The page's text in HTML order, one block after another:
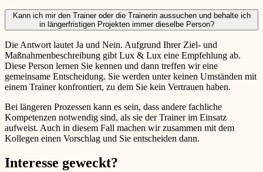
Kann ich mir den Trainer oder die Trainerin aussuchen und behalte ich
in längerfristigen Projekten immer dieselbe Person?
Die Antwort lautet Ja und Nein. Aufgrund Ihrer Ziel- und
Maßnahmenbeschreibung gibt Lux & Lux eine Empfehlung ab.
Diese Person lernen Sie kennen und dann treffen wir eine
gemeinsame Entscheidung. Sie werden unter keinen Umständen mit
einem Trainer konfrontiert, zu dem Sie kein Vertrauen haben.
Bei längeren Prozessen kann es sein, dass andere fachliche
Kompetenzen notwendig sind, als sie der Trainer im Einsatz
aufweist. Auch in diesem Fall machen wir zusammen mit dem
Kollegen einen Vorschlag und Sie entscheiden dann.
Interesse geweckt?